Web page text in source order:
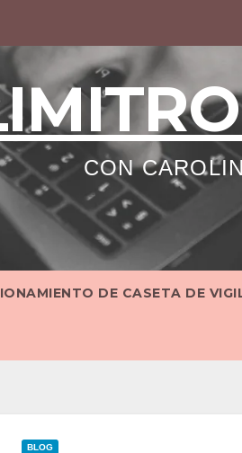
CON
DE CASETA DE
BLOG